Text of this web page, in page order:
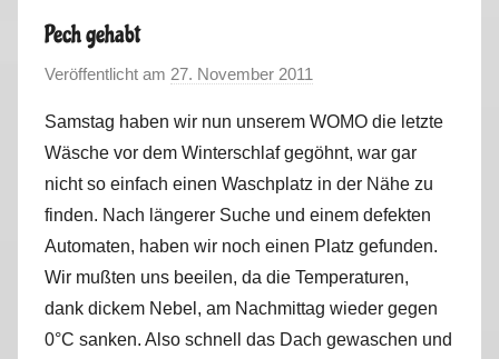
Pech gehabt
Veröffentlicht am 27. November 2011
n
M
a
r
k
u
s
Samstag haben wir nun unserem WOMO die letzte
Wäsche vor dem Winterschlaf gegöhnt, war gar
nicht so einfach einen Waschplatz in der Nähe zu
finden. Nach längerer Suche und einem defekten
Automaten, haben wir noch einen Platz gefunden.
Wir mußten uns beeilen, da die Temperaturen,
dank dickem Nebel, am Nachmittag wieder gegen
0°C sanken. Also schnell das Dach gewaschen und